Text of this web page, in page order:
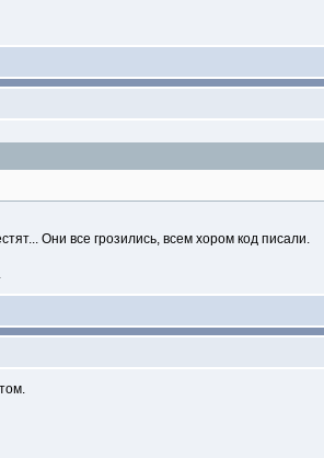
Они все грозились, всем хором код писали.